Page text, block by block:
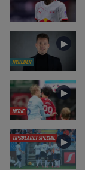
NYHEDER
►
MEDIE
►
TIPSBLADET SPECIAL ►